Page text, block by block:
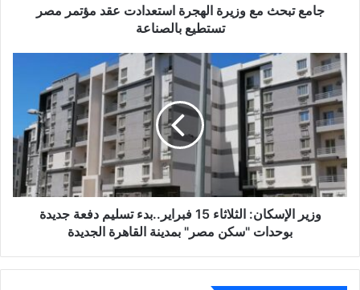
بالصناعةجامع تبحث مع وزيرة الهجرة استعدادت عقد مؤتمر مصر
تستطيع بالصناعة
وزير
الإسكان:
الثلاثاء
15
فبراير..بدء
تسليم
دفعة
جديدة
بوحدات
وزير الإسكان: الثلاثاء 15 فبراير..بدء تسليم دفعة جديدة
بوحدات "سكن مصر" بمدينة القاهرة الجديدة